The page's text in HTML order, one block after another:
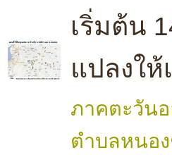
เริ่มต้น
แปลงให้
ภาคตะวัน
ตำบลหนอ